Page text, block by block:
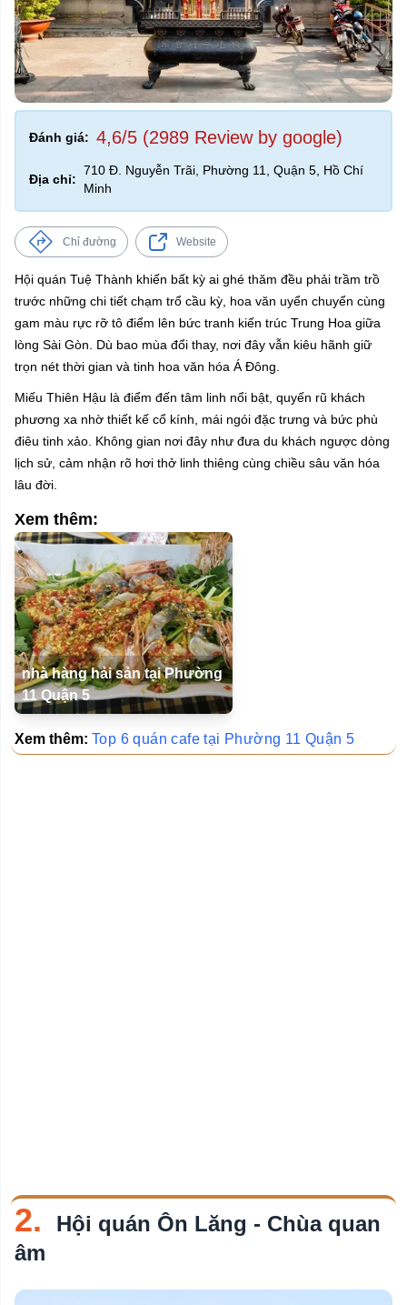
Khu Vui Chơi Cho Trẻ Em
Đánh giá: 4,6/5 (2989 Review by google)
Địa chỉ:
710 Đ. Nguyễn Trãi, Phường 11, Quận 5, Hồ Chí
Minh
Chỉ đường Website
Hội quán Tuệ Thành khiến bất kỳ ai ghé thăm đều phải trầm trồ
trước những chi tiết chạm trổ cầu kỳ, hoa văn uyển chuyển cùng
gam màu rực rỡ tô điểm lên bức tranh kiến trúc Trung Hoa giữa
lòng Sài Gòn. Dù bao mùa đổi thay, nơi đây vẫn kiêu hãnh giữ
trọn nét thời gian và tinh hoa văn hóa Á Đông.
Miếu Thiên Hậu là điểm đến tâm linh nổi bật, quyến rũ khách
phương xa nhờ thiết kế cổ kính, mái ngói đặc trưng và bức phù
điêu tinh xảo. Không gian nơi đây như đưa du khách ngược dòng
lịch sử, cảm nhận rõ hơi thở linh thiêng cùng chiều sâu văn hóa
lâu đời.
Xem thêm:
nhà hàng hải sản tại Phường
11 Quận 5
Xem thêm: Top 6 quán cafe tại Phường 11 Quận 5
2.
Hội quán Ôn Lăng - Chùa quan
âm